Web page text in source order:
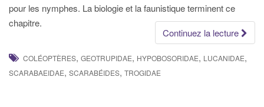
pour les nymphes. La biologie et la faunistique terminent ce
chapitre.
Continuez la lecture
COLÉOPTÈRES, GEOTRUPIDAE, HYPOBOSORIDAE, LUCANIDAE,
SCARABAEIDAE, SCARABÉIDES, TROGIDAE